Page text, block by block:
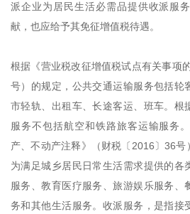
派企业为居民生活必需品提供收派服
献，也应给予其免征增值税待遇。
根据《营业税改征增值税试点有关事项
号）的规定，公共交通运输服务包括轮
市轻轨、出租车、长途客运、班车。根
服务不包括航空和铁路旅客运输服务
产、不动产注释》（财税〔2016〕36
为满足城乡居民日常生活需求提供的各
服务、教育医疗服务、旅游娱乐服务、
务和其他生活服务。收派服务，是指接